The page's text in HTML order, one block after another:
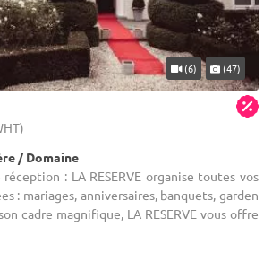
(6) (47)
/ Domaine
: LA RESERVE organise toutes vos
: mariages, anniversaires, banquets, garden
cadre magnifique, LA RESERVE vous offre